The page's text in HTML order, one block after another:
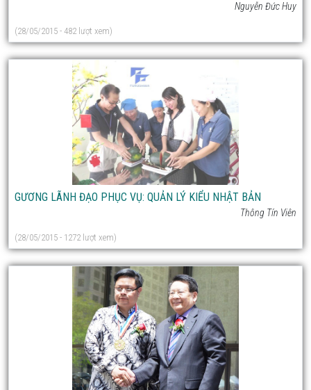
Nguyễn Đức Huy
(28/05/2015 - 482 lượt xem)
GƯƠNG LÃNH ĐẠO PHỤC VỤ: QUẢN LÝ KIỂU NHẬT BẢN
Thông Tín Viên
(28/05/2015 - 1272 lượt xem)